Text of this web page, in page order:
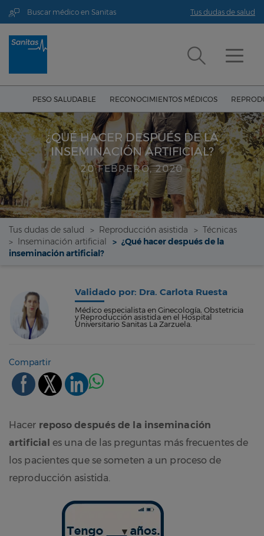
Buscar médico en Sanitas Tus dudas de salud
PESO SALUDABLE RECONOCIMIENTOS MÉDICOS
¿QUÉ HACER DESPUÉS DE LA
INSEMINACIÓN ARTIFICIAL?
20 FEBRERO, 2020
Tus dudas de salud Reproducción asistida
Técnicas
Inseminación artificial
¿Qué hacer después de la
inseminación artificial?
Validado por: Dra. Carlota Ruesta
Médico especialista en Ginecología, Obstetricia
y Reproducción asistida en el Hospital
Universitario Sanitas La Zarzuela.
Compartir
Hacer reposo después de la inseminación
artificial es una de las preguntas más frecuentes de
los pacientes que se someten a un proceso de
reproducción asistida.